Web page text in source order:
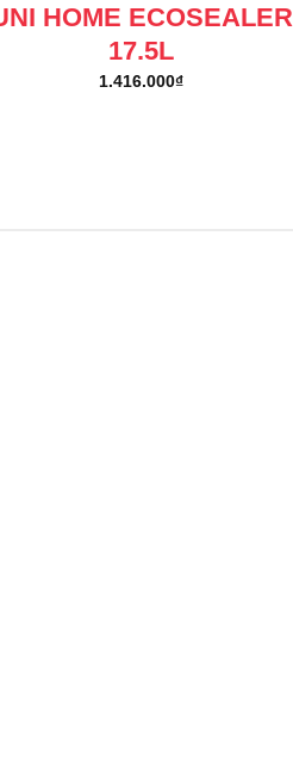
HOME ECOSEALER
17.5L
1.416.000₫